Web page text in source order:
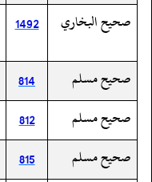
صحيح البخاري
1492
صحيح مسلم
814
صحيح مسلم
812
صحيح مسلم
815